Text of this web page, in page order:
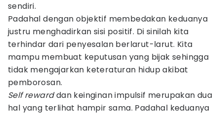
sendiri.
Padahal dengan objektif membedakan keduanya
justru menghadirkan sisi positif. Di sinilah kita
terhindar dari penyesalan berlarut-larut. Kita
mampu membuat keputusan yang bijak sehingga
tidak mengajarkan keteraturan hidup akibat
pemborosan.
Self rewarddan keinginan impulsif merupakan dua
hal yang terlihat hampir sama. Padahal keduanya